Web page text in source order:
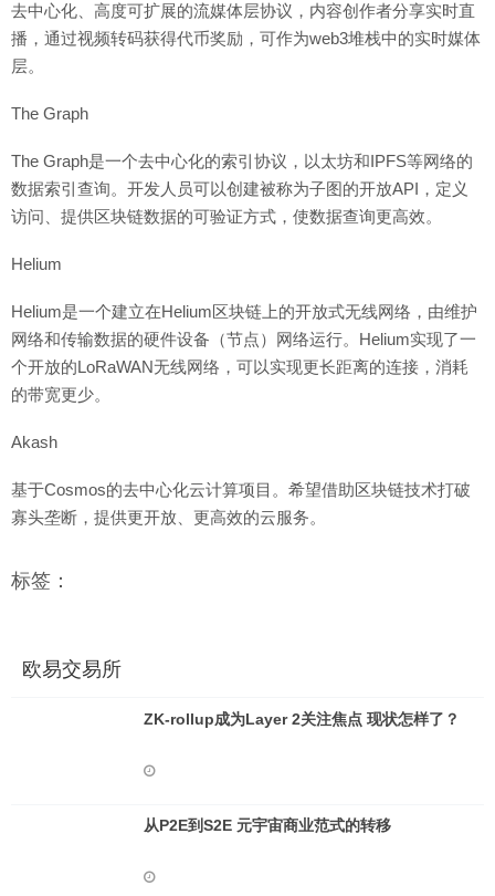
去中心化、高度可扩展的流媒体层协议，内容创作者分享实时直
播，通过视频转码获得代币奖励，可作为web3堆栈中的实时媒体
层。
The Graph
The Graph是一个去中心化的索引协议，以太坊和IPFS等网络的
数据索引查询。开发人员可以创建被称为子图的开放API，定义
访问、提供区块链数据的可验证方式，使数据查询更高效。
Helium
Helium是一个建立在Helium区块链上的开放式无线网络，由维护
网络和传输数据的硬件设备（节点）网络运行。Helium实现了一
个开放的LoRaWAN无线网络，可以实现更长距离的连接，消耗
的带宽更少。
Akash
基于Cosmos的去中心化云计算项目。希望借助区块链技术打破
寡头垄断，提供更开放、更高效的云服务。
标签：
欧易交易所
ZK-rollup成为Layer 2关注焦点 现状怎样了？
从P2E到S2E 元宇宙商业范式的转移